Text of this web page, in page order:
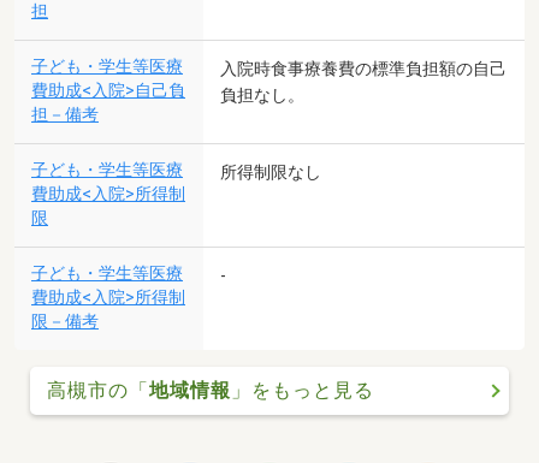
担
子ども・学生等医療
費助成<入院>自己負
担－備考
入院時食事療養費の標準負担額の自己
負担なし。
子ども・学生等医療
費助成<入院>所得制
限
所得制限なし
子ども・学生等医療
費助成<入院>所得制
限－備考
-
高槻市の「地域情報 」をもっと見る